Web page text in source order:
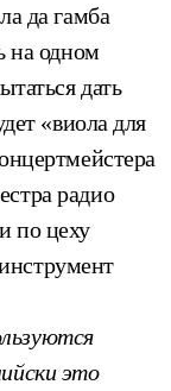
да гамба
на одном
дать
«виола для
радио
по цеху
это